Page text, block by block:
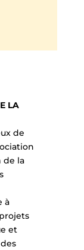
LA
de
de la
à
et